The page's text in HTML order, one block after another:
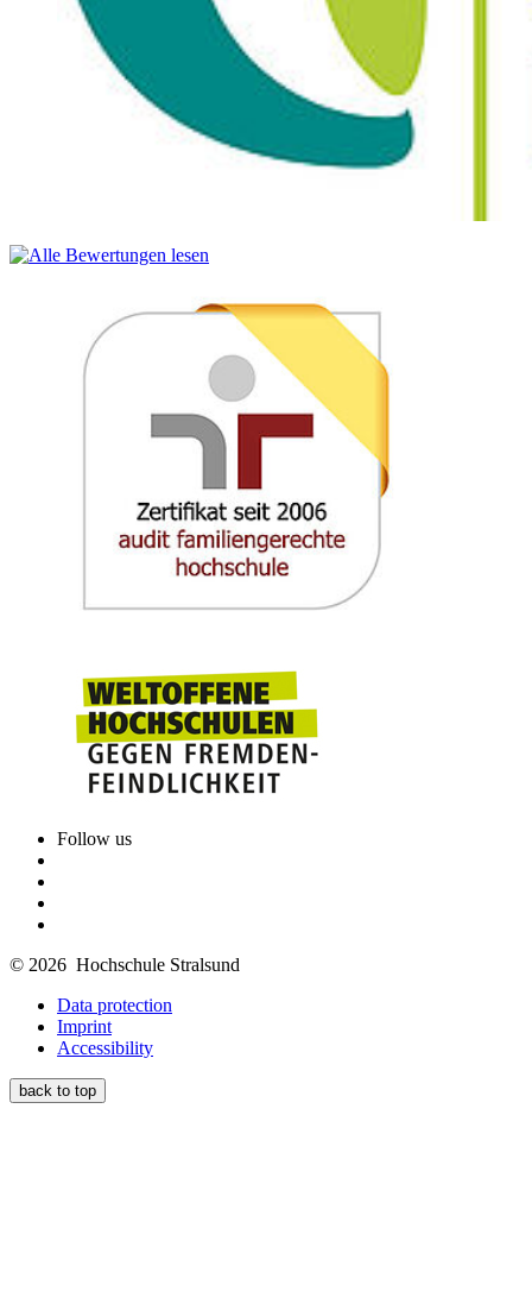
Follow us
© 2026 Hochschule Stralsund
Data protection
Imprint
Accessibility
back to top